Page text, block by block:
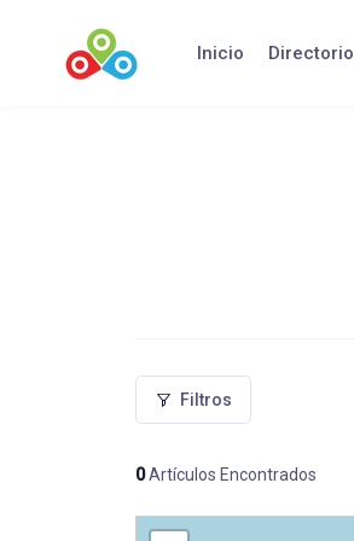
contenido
Inicio Directorio
Filtros
0Artículos Encontrados